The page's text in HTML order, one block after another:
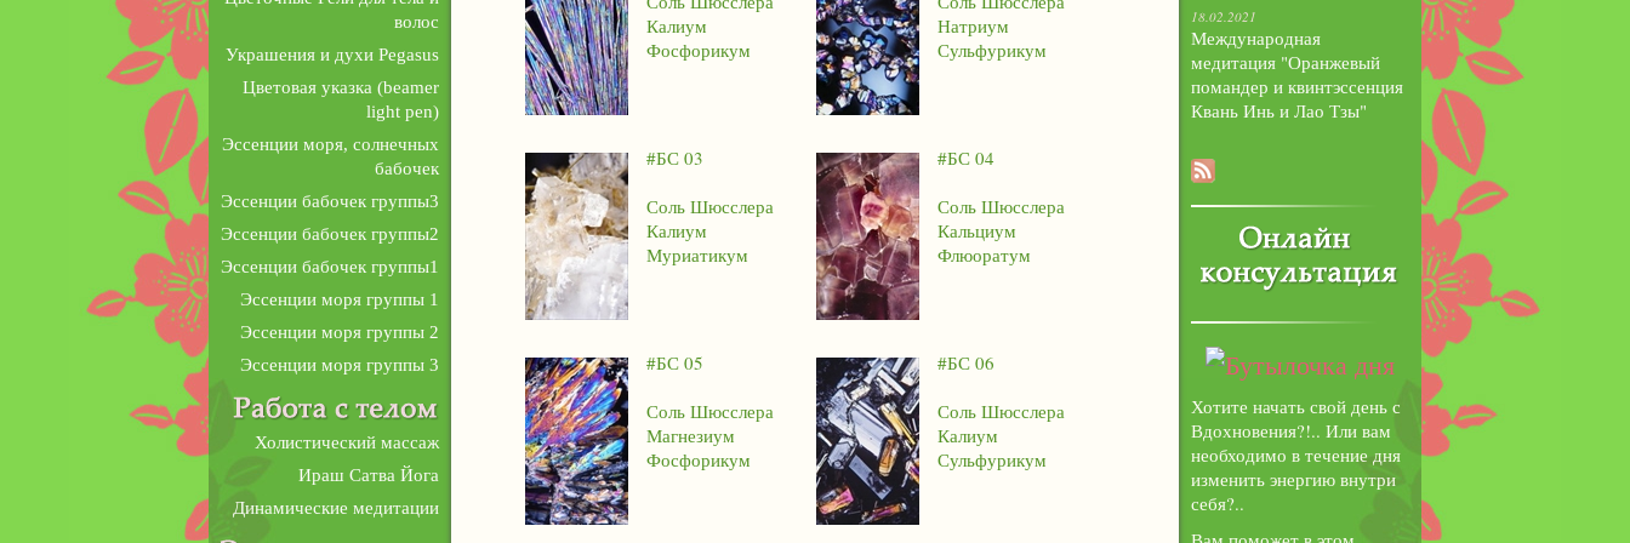
Калиум
Фосфорикум
Натриум
Сульфурикум
#БС 03
Соль Шюсслера
Калиум
Муриатикум
#БС 04
Соль Шюсслера
Кальциум
Флюоратум
#БС 05
Соль Шюсслера
Магнезиум
Фосфорикум
#БС 06
Соль Шюсслера
Калиум
Сульфурикум
волос
Украшения и духи Pegasus
Цветовая указка (beamer
light pen)
Эссенции моря, солнечных
бабочек
Эссенции бабочек группы3
Эссенции бабочек группы2
Эссенции бабочек группы1
Эссенции моря группы 1
Эссенции моря группы 2
Эссенции моря группы 3
Холистический массаж
Ираш Сатва Йога
Динамические медитации
18.02.2021
Международная
медитация "Оранжевый
помандер и квинтэссенция
Квань Инь и Лао Тзы"
Хотите начать свой день с
Вдохновения?!.. Или вам
необходимо в течение дня
изменить энергию внутри
себя?..